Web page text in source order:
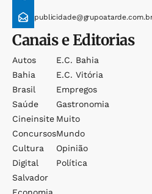
Canais e Editorias
Autos
Bahia
Brasil
Saúde
Cineinsite
Concursos
Cultura
Digital
Salvador
Economia
E.c. Bahia
E.c. Vitória
Empregos
Gastronomia
Muito
Mundo
Opinião
Política